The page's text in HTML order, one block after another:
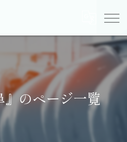
のページ一覧